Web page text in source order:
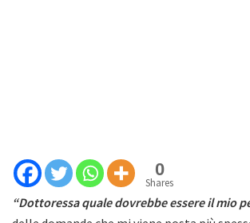
0
Shares
“Dottoressa quale dovrebbe essere il mio